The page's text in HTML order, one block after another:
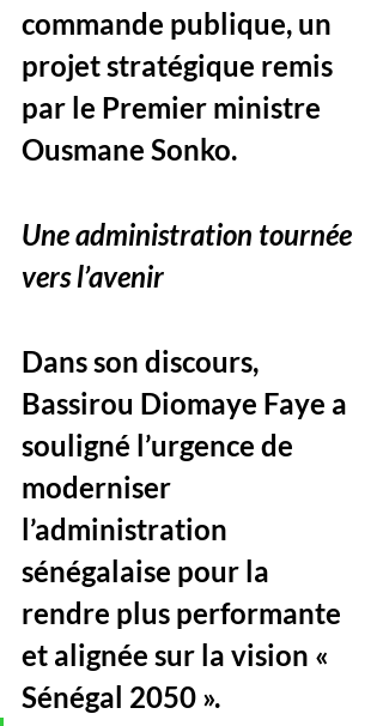
commande publique, un
projet stratégique remis
par le Premier ministre
Ousmane Sonko.
Une administration tournée
vers l’avenir
Dans son discours,
Bassirou Diomaye Faye a
souligné l’urgence de
moderniser
l’administration
sénégalaise pour la
rendre plus performante
et alignée sur la vision «
Sénégal 2050 ».